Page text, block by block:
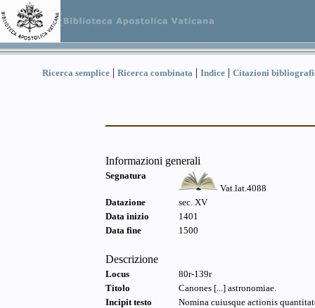
Ricerca semplice | Ricerca combinata | Indice | Citazioni
Informazioni generali
Segnatura
Vat.lat.4088
Datazione
sec. XV
Data inizio
1401
Data fine
1500
Descrizione
Locus
80r-139r
Titolo
Canones [...] astronomiae.
Incipit testo
Nomina cuiusque actionis